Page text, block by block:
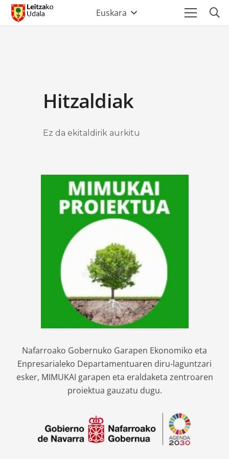
Euskara
Hitzaldiak
Ez da ekitaldirik aurkitu
Nafarroako Gobernuko Garapen Ekonomiko eta
Enpresarialeko Departamentuaren diru-laguntzari
esker, MIMUKAI garapen eta eraldaketa zentroaren
proiektua gauzatu dugu.